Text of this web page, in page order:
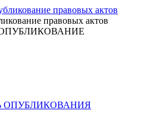
правовых актов
ОПУБЛИКОВАНИЯ